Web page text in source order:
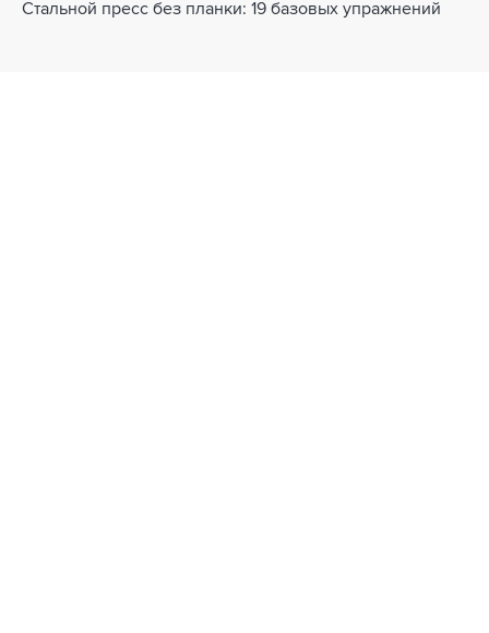
Стальной пресс без планки: 19 базовых упражнений